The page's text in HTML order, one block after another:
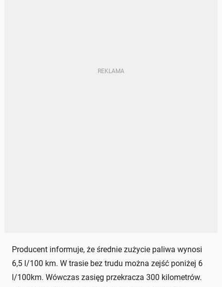
Producent informuje, że średnie zużycie paliwa wynosi
6,5 l/100 km. W trasie bez trudu można zejść poniżej 6
l/100km. Wówczas zasięg przekracza 300 kilometrów.